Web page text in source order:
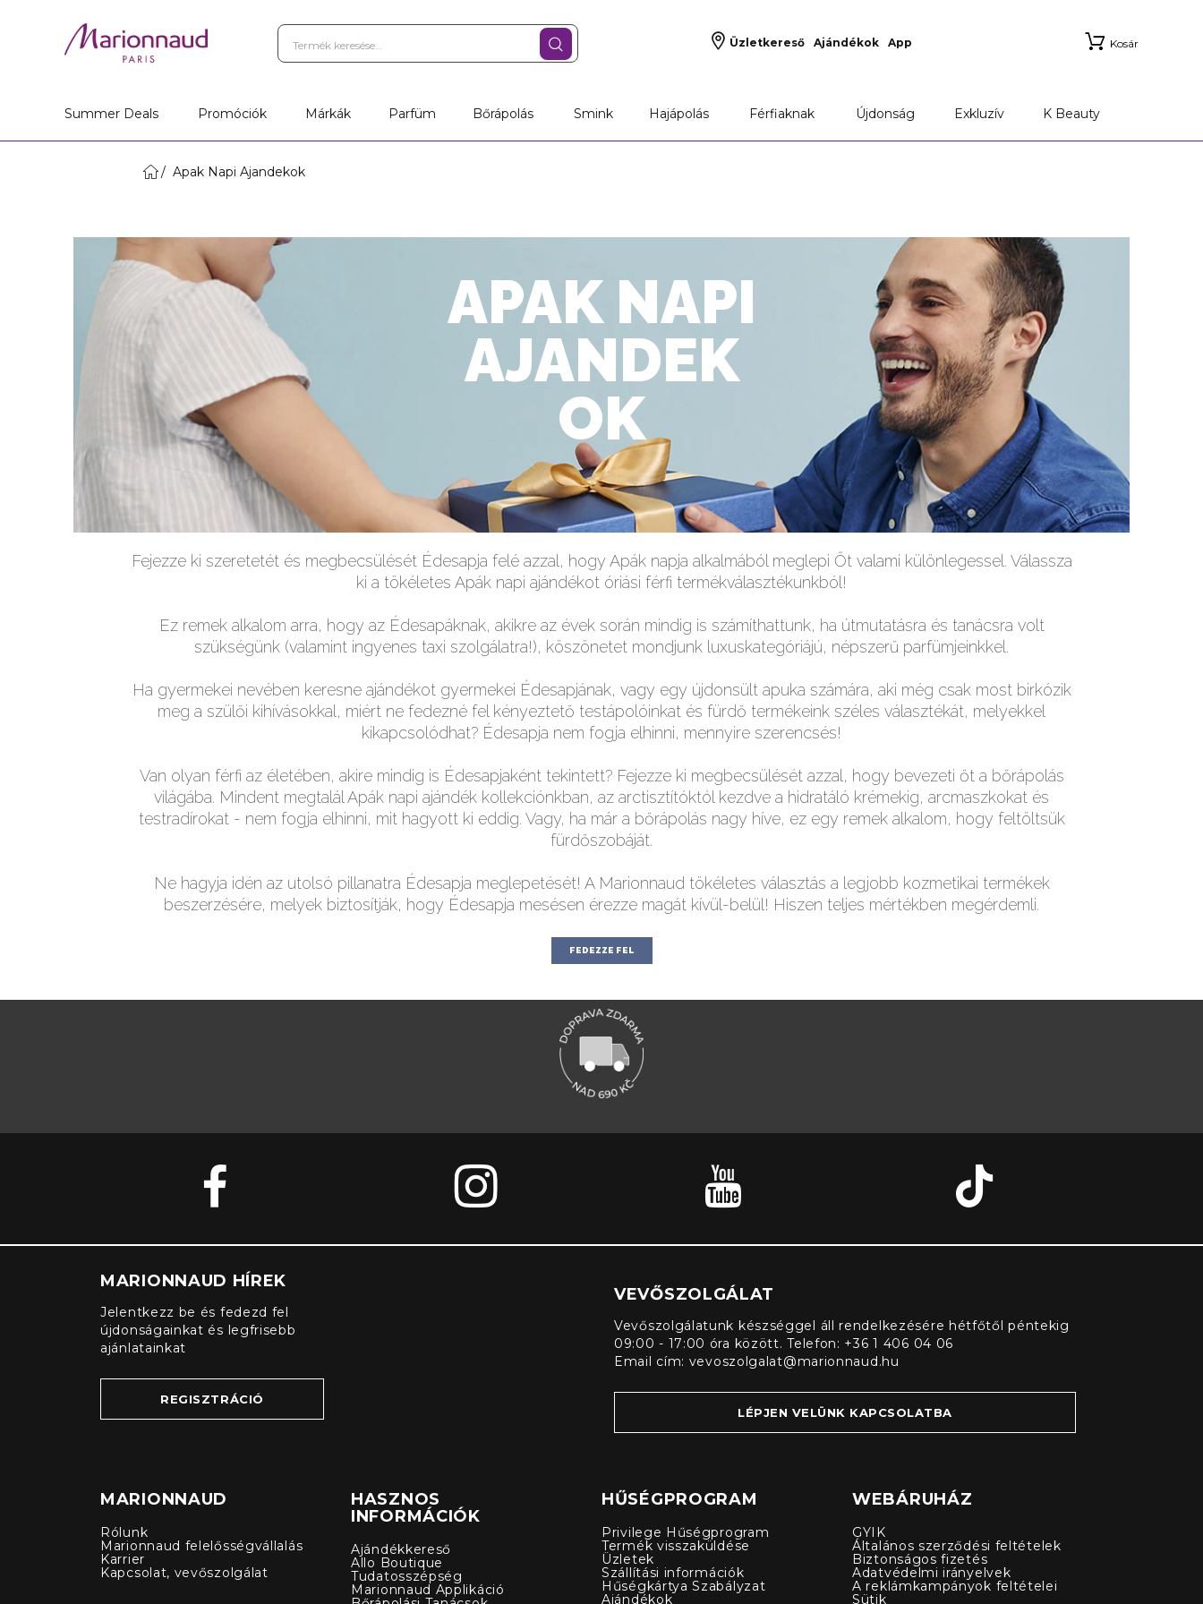
Üzletkereső Ajándékok App Kosár
Summer Deals Promóciók Márkák Parfüm Bőrápolás Smink Hajápolás Férfiaknak Újdonság Exkluzív K Beauty
Apak Napi Ajandekok
APAK NAPI
AJANDEK
OK
Fejezze ki szeretetét és megbecsülését Édesapja felé azzal, hogy Apák napja alkalmából meglepi Őt valami különlegessel. Válassza
ki a tökéletes Apák napi ajándékot óriási férfi termékválasztékunkból!
Ez remek alkalom arra, hogy az Édesapáknak, akikre az évek során mindig is számíthattunk, ha útmutatásra és tanácsra volt
szükségünk (valamint ingyenes taxi szolgálatra!), köszönetet mondjunk luxuskategóriájú, népszerű parfümjeinkkel.
Ha gyermekei nevében keresne ajándékot gyermekei Édesapjának, vagy egy újdonsült apuka számára, aki még csak most birkózik
meg a szülői kihívásokkal, miért ne fedezné fel kényeztető testápolóinkat és fürdő termékeink széles választékát, melyekkel
kikapcsolódhat? Édesapja nem fogja elhinni, mennyire szerencsés!
Van olyan férfi az életében, akire mindig is Édesapjaként tekintett? Fejezze ki megbecsülését azzal, hogy bevezeti őt a bőrápolás
világába. Mindent megtalál Apák napi ajándék kollekciónkban, az arctisztítóktól kezdve a hidratáló krémekig, arcmaszkokat és
testradírokat - nem fogja elhinni, mit hagyott ki eddig. Vagy, ha már a bőrápolás nagy híve, ez egy remek alkalom, hogy feltöltsük
fürdőszobáját.
Ne hagyja idén az utolsó pillanatra Édesapja meglepetését! A Marionnaud tökéletes választás a legjobb kozmetikai termékek
beszerzésére, melyek biztosítják, hogy Édesapja mesésen érezze magát kívül-belül! Hiszen teljes mértékben megérdemli.
FEDEZZE FEL
MARIONNAUD HÍREK
Jelentkezz be és fedezd fel
újdonságainkat és legfrisebb
ajánlatainkat
REGISZTRÁCIÓ
VEVŐSZOLGÁLAT
Vevőszolgálatunk készséggel áll rendelkezésére hétfőtől péntekig
09:00 - 17:00 óra között. Telefon: +36 1 406 04 06
Email cím: vevoszolgalat@marionnaud.hu
LÉPJEN VELÜNK KAPCSOLATBA
MARIONNAUD
Rólunk
Marionnaud felelősségvállalás
Karrier
Kapcsolat, vevőszolgálat
HASZNOS
INFORMÁCIÓK
Ajándékkereső
Allo Boutique
Tudatosszépség
Marionnaud Applikáció
HŰSÉGPROGRAM
Privilege Hűségprogram
Termék visszaküldése
Üzletek
Szállítási információk
Hűségkártya Szabályzat
Ajándékok
WEBÁRUHÁZ
GYIK
Általános szerződési feltételek
Biztonságos fizetés
Adatvédelmi irányelvek
A reklámkampányok feltételei
Sütik